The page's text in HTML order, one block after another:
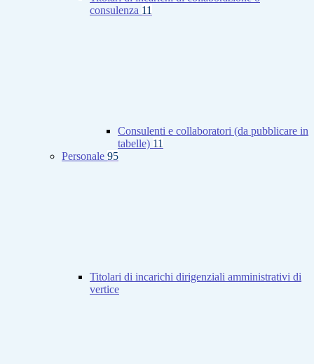
consulenza 11
Consulenti e collaboratori (da pubblicare in
tabelle) 11
Personale 95
Titolari di incarichi dirigenziali amministrativi di
vertice